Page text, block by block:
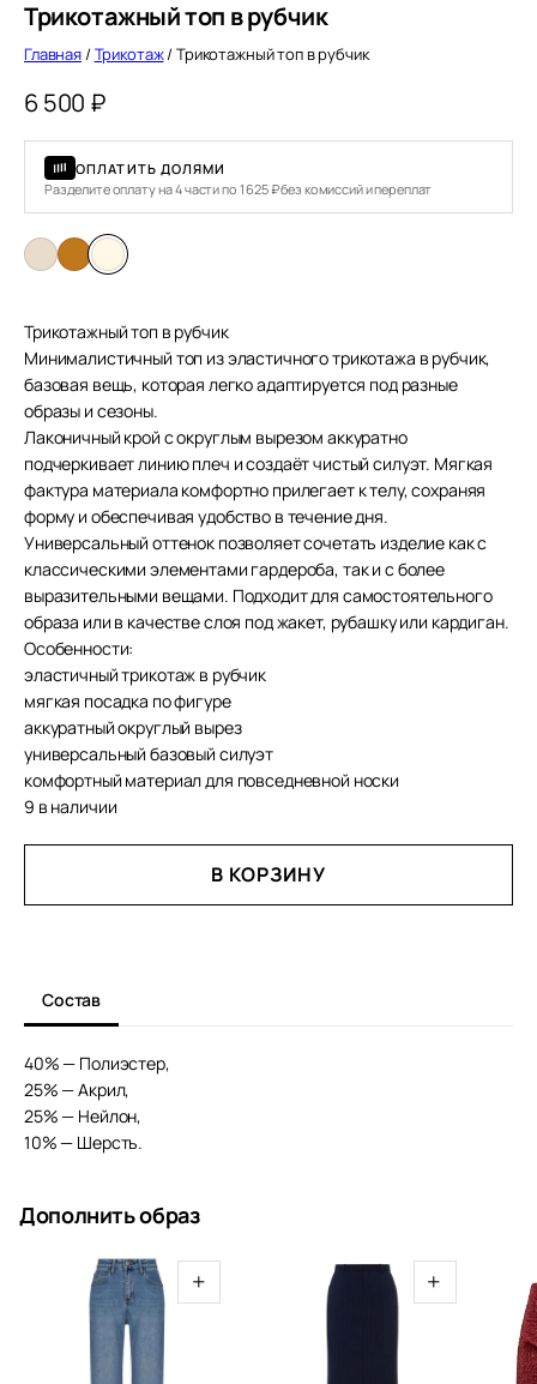
Трикотажный топ в рубчик
Главная / Трикотаж/ Трикотажный топ в рубчик
6 500 ₽
ОПЛАТИТЬ ДОЛЯМИ
Разделите оплату на 4 части по 1 625 ₽ без комиссий и переплат
Трикотажный топ в рубчик
Минималистичный топ из эластичного трикотажа в рубчик,
базовая вещь, которая легко адаптируется под разные
образы и сезоны.
Лаконичный крой с округлым вырезом аккуратно
подчеркивает линию плеч и создаёт чистый силуэт. Мягкая
фактура материала комфортно прилегает к телу, сохраняя
форму и обеспечивая удобство в течение дня.
Универсальный оттенок позволяет сочетать изделие как с
классическими элементами гардероба, так и с более
выразительными вещами. Подходит для самостоятельного
образа или в качестве слоя под жакет, рубашку или кардиган.
Особенности:
эластичный трикотаж в рубчик
мягкая посадка по фигуре
аккуратный округлый вырез
универсальный базовый силуэт
комфортный материал для повседневной носки
9 в наличии
В КОРЗИНУ
Состав
40% — Полиэстер,
25% — Акрил,
25% — Нейлон,
10% — Шерсть.
Дополнить образ
+ +